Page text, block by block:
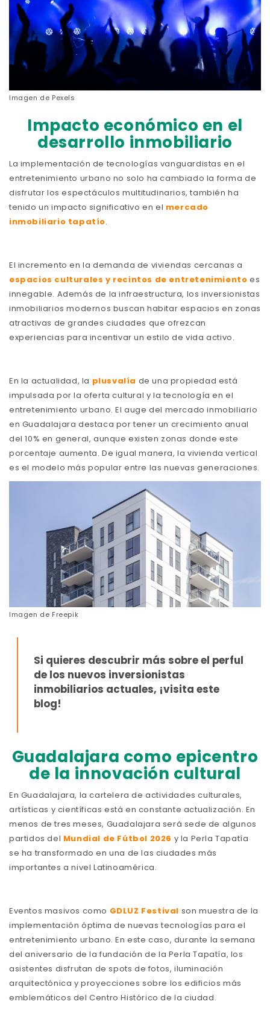
Imagen de Pexels
Impacto económico en el
desarrollo inmobiliario
La implementación de tecnologías vanguardistas en el
entretenimiento urbano no solo ha cambiado la forma de
disfrutar los espectáculos multitudinarios, también ha
tenido un impacto significativo en el mercado
inmobiliario tapatío.
El incremento en la demanda de viviendas cercanas a
espacios culturales y recintos de entretenimiento es
innegable. Además de la infraestructura, los inversionistas
inmobiliarios modernos buscan habitar espacios en zonas
atractivas de grandes ciudades que ofrezcan
experiencias para incentivar un estilo de vida activo.
En la actualidad, la plusvalía de una propiedad está
impulsada por la oferta cultural y la tecnología en el
entretenimiento urbano. El auge del mercado inmobiliario
en Guadalajara destaca por tener un crecimiento anual
del 10% en general, aunque existen zonas donde este
porcentaje aumenta. De igual manera, la vivienda vertical
es el modelo más popular entre las nuevas generaciones.
Imagen de Freepik
Si quieres descubrir más sobre el perful
de los nuevos inversionistas
inmobiliarios actuales, ¡visita este
blog!
Guadalajara como epicentro
de la innovación cultural
En Guadalajara, la cartelera de actividades culturales,
artísticas y científicas está en constante actualización. En
menos de tres meses, Guadalajara será sede de algunos
partidos del Mundial de Fútbol 2026 y la Perla Tapatía
se ha transformado en una de las ciudades más
importantes a nivel Latinoamérica.
Eventos masivos como GDLUZ Festival son muestra de la
implementación óptima de nuevas tecnologías para el
entretenimiento urbano. En este caso, durante la semana
del aniversario de la fundación de la Perla Tapatía, los
asistentes disfrutan de spots de fotos, iluminación
arquitectónica y proyecciones sobre los edificios más
emblemáticos del Centro Histórico de la ciudad.